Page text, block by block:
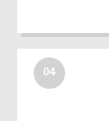
04